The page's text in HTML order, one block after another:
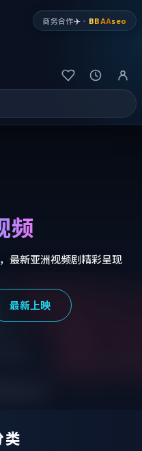
商务合作✈️ · BBAAseo
频
最新亚洲视频剧精彩呈现
最新上映
类